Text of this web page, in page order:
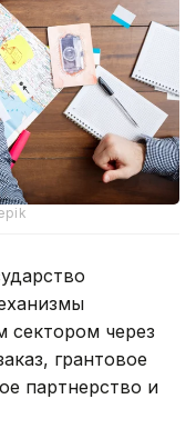
сектором через
грантовое
партнерство и